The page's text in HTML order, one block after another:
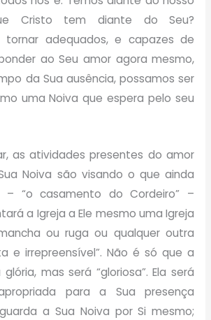
Cristo tem diante do Seu?
tornar adequados, e capazes de
ao Seu amor agora mesmo,
da Sua ausência, possamos ser
uma Noiva que espera pelo seu
as atividades presentes do amor
Noiva são visando o que ainda
“o casamento do Cordeiro” –
a Igreja a Ele mesmo uma Igreja
ou ruga ou qualquer outra
e irrepreensível”. Não é só que a
mas será “gloriosa”. Ela será
para a Sua presença
a Sua Noiva por Si mesmo;